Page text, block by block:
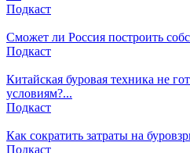
Подкаст
Сможет ли Россия построить
Подкаст
Китайская буровая техника не
условиям?...
Подкаст
Как сократить затраты на
Подкаст